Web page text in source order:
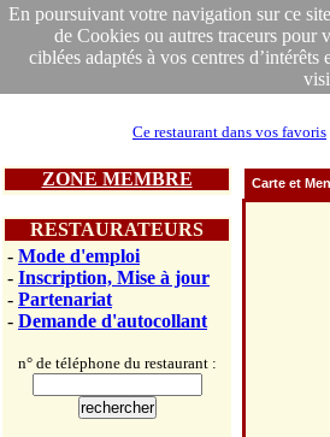
En poursuivant votre navigation sur ce
de Cookies ou autres traceurs pour
ciblées adaptés à vos centres d’intérêts
Ce restaurant dans vos favoris
ZONE MEMBRE
RESTAURATEURS
- Mode d'emploi
- Inscription, Mise à jour
- Partenariat
- Demande d'autocollant
n° de téléphone du restaurant :
Carte et